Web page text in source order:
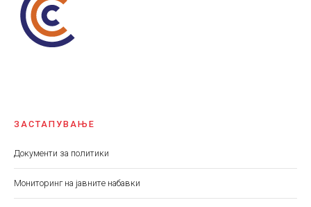
ЗАСТАПУВАЊЕ
Документи за политики
Мониторинг на јавните набавки